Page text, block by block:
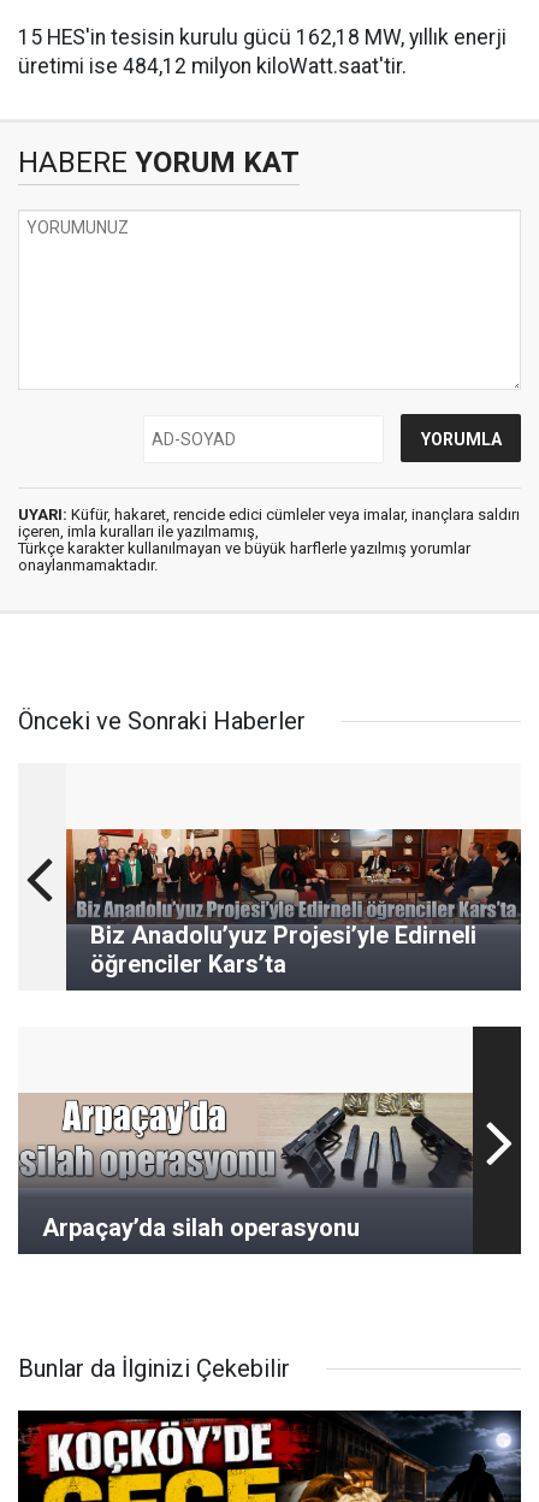
15 HES'in tesisin kurulu gücü 162,18 MW, yıllık enerji
üretimi ise 484,12 milyon kiloWatt.saat'tir.
HABERE YORUM KAT
UYARI: Küfür, hakaret, rencide edici cümleler veya imalar, inançlara saldırı
içeren, imla kuralları ile yazılmamış,
Türkçe karakter kullanılmayan ve büyük harflerle yazılmış yorumlar
onaylanmamaktadır.
Önceki ve Sonraki Haberler
Biz Anadolu’yuz Projesi’yle Edirneli
öğrenciler Kars’ta
Arpaçay’da silah operasyonu
Bunlar da İlginizi Çekebilir